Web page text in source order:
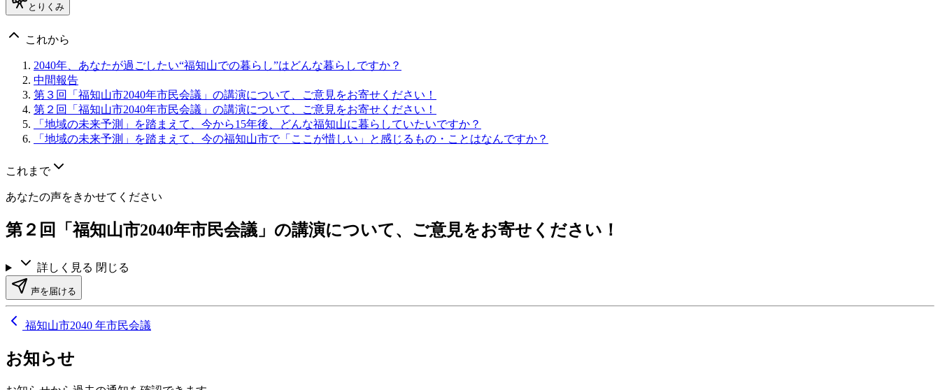
とりくみ
これから
2040年、あなたが過ごしたい“福知山での暮らし”はどんな暮らしですか？
中間報告
第３回「福知山市2040年市民会議」の講演について、ご意見をお寄せください！
第２回「福知山市2040年市民会議」の講演について、ご意見をお寄せください！
「地域の未来予測」を踏まえて、今から15年後、どんな福知山に暮らしていたいですか？
「地域の未来予測」を踏まえて、今の福知山市で「ここが惜しい」と感じるもの・ことはなんですか？
これまで
あなたの声をきかせてください
第２回「福知山市2040年市民会議」の講演について、ご意見をお寄せください！
詳しく見る 閉じる
声を届ける
福知山市2040 年市民会議
お知らせ